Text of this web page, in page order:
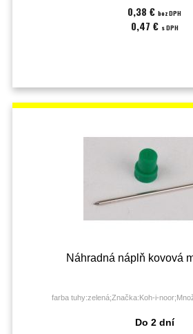
0,38 € bez DPH
0,47 € s DPH
Náhradná náplň kovová
farba tuhy:zelená;Značka:Koh-i-
Do 2 dní